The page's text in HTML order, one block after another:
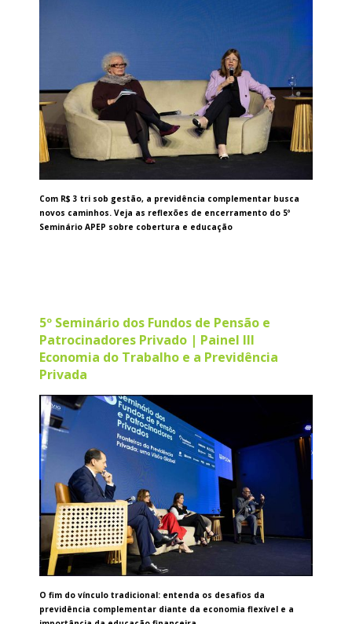
Com R$ 3 tri sob gestão, a previdência complementar busca
novos caminhos. Veja as reflexões de encerramento do 5º
Seminário APEP sobre cobertura e educação
5º Seminário dos Fundos de Pensão e
Patrocinadores Privado | Painel III
Economia do Trabalho e a Previdência
Privada
O fim do vínculo tradicional: entenda os desafios da
previdência complementar diante da economia flexível e a